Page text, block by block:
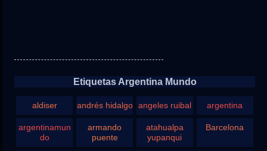
Etiquetas Argentina Mundo
aldiser andrés hidalgo angeles ruibal argentina
argentinamun
do
armando
puente
atahualpa
yupanqui
Barcelona